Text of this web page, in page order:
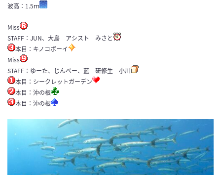
波高：1.5ｍ
Miss
STAFF：JUN、大島 アシスト みさと
本目：キノコボーイ
Miss
STAFF：ゆーた、じんぺー、藍 研修生 小川
本目：シークレットガーデン
本目：沖の根
本目：沖の根